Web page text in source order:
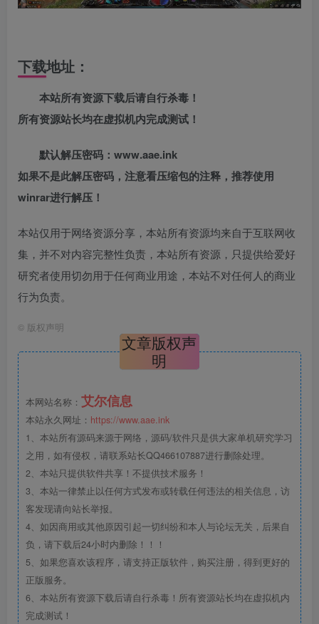
下载地址：
本站所有资源下载后请自行杀毒！
所有资源站长均在虚拟机内完成测试！
默认解压密码：www.aae.ink
如果不是此解压密码，注意看压缩包的注释，推荐使用
winrar进行解压！
本站仅用于网络资源分享，本站所有资源均来自于互联网收
集，并不对内容完整性负责，本站所有资源，只提供给爱好
研究者使用切勿用于任何商业用途，本站不对任何人的商业
行为负责。
© 版权声明
文章版权声
明
本网站名称： 艾尔信息
本站永久网址： https://www.aae.ink
1、本站所有源码来源于网络，源码/软件只是供大家单机研究学习
之用，如有侵权，请联系站长QQ466107887进行删除处理。
2、本站只提供软件共享！不提供技术服务！
3、本站一律禁止以任何方式发布或转载任何违法的相关信息，访
客发现请向站长举报。
4、如因商用或其他原因引起一切纠纷和本人与论坛无关，后果自
负，请下载后24小时内删除！！！
5、如果您喜欢该程序，请支持正版软件，购买注册，得到更好的
正版服务。
6、本站所有资源下载后请自行杀毒！所有资源站长均在虚拟机内
完成测试！